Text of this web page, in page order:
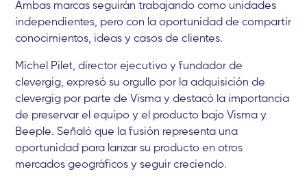
Ambas marcas seguirán trabajando como unidades
independientes, pero con la oportunidad de compartir
conocimientos, ideas y casos de clientes.
Michel Pilet, director ejecutivo y fundador de
clevergig, expresó su orgullo por la adquisición de
clevergig por parte de Visma y destacó la importancia
de preservar el equipo y el producto bajo Visma y
Beeple. Señaló que la fusión representa una
oportunidad para lanzar su producto en otros
mercados geográficos y seguir creciendo.